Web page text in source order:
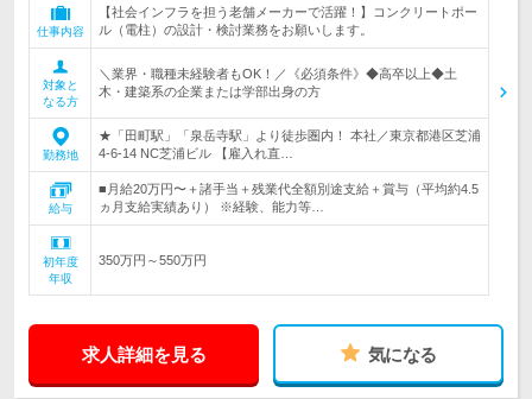
仕事内容
【社会インフラを担う老舗メーカーで活躍！】コンクリートポー
ル（電柱）の設計・検討業務をお願いします。
対象と
なる方
＼業界・職種未経験者もOK！／《必須条件》◆高卒以上◆土
木・建築系の企業または学部出身の方
勤務地
★「田町駅」「泉岳寺駅」より徒歩圏内！ 本社／東京都港区芝浦
4-6-14 NC芝浦ビル 【雇入れ直…
給与
■月給20万円〜＋諸手当＋残業代全額別途支給＋賞与（平均約4.5
ヵ月支給実績あり） ※経験、能力等…
初年度
年収
350万円～550万円
求人詳細を見る 気になる